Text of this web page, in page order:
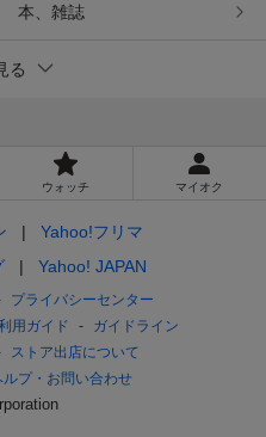
本、雑誌
る
ウォッチ マイオク
Yahoo!フリマ
Yahoo! JAPAN
プライバシーセンター
用ガイド
ガイドライン
ストア出店について
ルプ・お問い合わせ